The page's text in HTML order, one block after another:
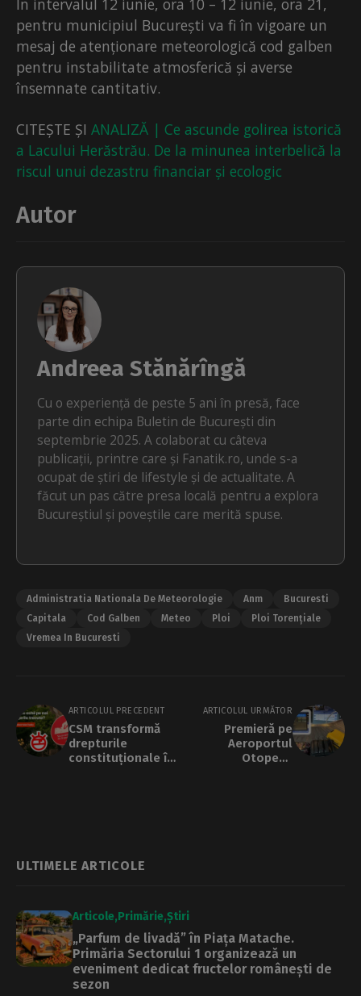
pentru municipiul București va fi în vigoare un
mesaj de atenționare meteorologică cod galben
pentru instabilitate atmosferică și averse
însemnate cantitativ.
CITEȘTE ȘI ANALIZĂ | Ce ascunde golirea istorică
a Lacului Herăstrău. De la minunea interbelică la
riscul unui dezastru financiar și ecologic
Autor
Andreea Stănărîngă
Cu o experiență de peste 5 ani în presă, face
parte din echipa Buletin de București din
septembrie 2025. A colaborat cu câteva
publicații, printre care și Fanatik.ro, unde s-a
ocupat de știri de lifestyle și de actualitate. A
făcut un pas către presa locală pentru a explora
Bucureștiul și poveștile care merită spuse.
Administratia Nationala De Meteorologie Anm
Bucuresti
Capitala
Cod Galben Meteo Ploi
Ploi Torențiale
Vremea In Bucuresti
ARTICOLUL PRECEDENT
CSM transformă
drepturile
constituționale în
ARTICOLUL URMĂTOR
Premieră pe
Aeroportul
Otopeni:
ULTIMELE ARTICOLE
Articole Primărie Știri
„Parfum de livadă” în Piața Matache.
Primăria Sectorului 1 organizează un
eveniment dedicat fructelor românești de
sezon